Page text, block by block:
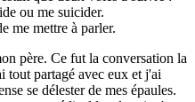
ou me suicider.
me mettre à parler.
père. Ce fut la conversation la
tout partagé avec eux et j'ai
se délester de mes épaules.